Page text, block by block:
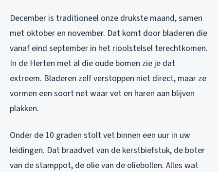
December is traditioneel onze drukste maand, samen
met oktober en november. Dat komt door bladeren die
vanaf eind september in het rioolstelsel terechtkomen.
In de Herten met al die oude bomen zie je dat
extreem. Bladeren zelf verstoppen niet direct, maar ze
vormen een soort net waar vet en haren aan blijven
plakken.
Onder de 10 graden stolt vet binnen een uur in uw
leidingen. Dat braadvet van de kerstbiefstuk, de boter
van de stamppot, de olie van de oliebollen. Alles wat